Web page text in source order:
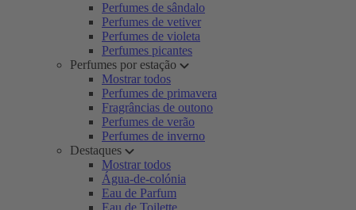
Perfumes de sândalo
Perfumes de vetiver
Perfumes de violeta
Perfumes picantes
Perfumes por estação
Mostrar todos
Perfumes de primavera
Fragrâncias de outono
Perfumes de verão
Perfumes de inverno
Destaques
Mostrar todos
Água-de-colónia
Eau de Parfum
Eau de Toilette